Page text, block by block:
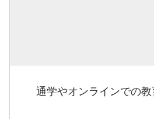
通学やオンラインでの